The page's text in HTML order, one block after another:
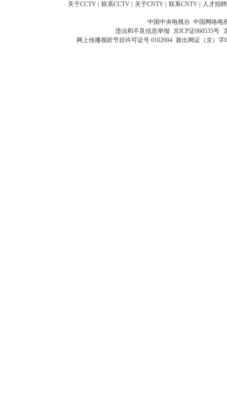
关于CCTV 联系CCTV 关于CNTV 联系CNTV 人才招聘
中国中央电视台 中国网络电
违法和不良信息举报 京ICP证060535号
网上传播视听节目许可证号 0102004 新出网证（京）